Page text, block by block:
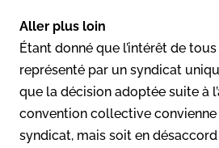
Aller plus loin
Étant donné que l’intérêt de
représenté par un syndicat
que la décision adoptée suite à
convention collective
syndicat, mais soit en